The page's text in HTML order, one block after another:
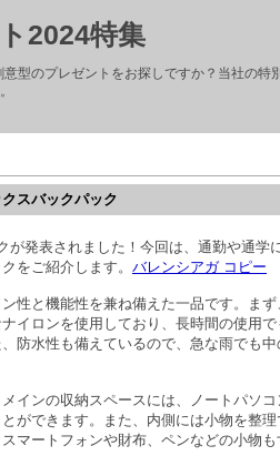
2024特集
型のプレゼントをお探しですか？当社の特
スバックパック
が発表されました！今回は、通勤や通学
をご紹介します。 バレンシアガ コピー
性と機能性を兼ね備えた一品です。まず
イロンを使用しており、長時間の使用で
防水性も備えているので、急な雨でも中
インの収納スペースには、ノートパソコ
ができます。また、内側には小物を整理
マートフォンや財布、ペンなどの小物も